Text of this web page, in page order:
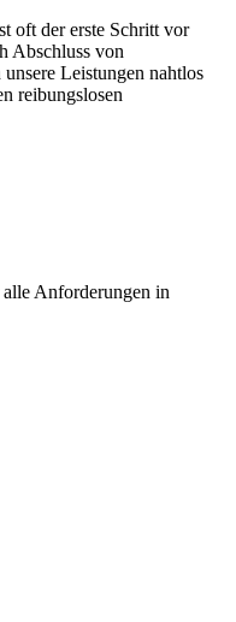
oft der erste Schritt vor
Abschluss von
Leistungen nahtlos
reibungslosen
Anforderungen in